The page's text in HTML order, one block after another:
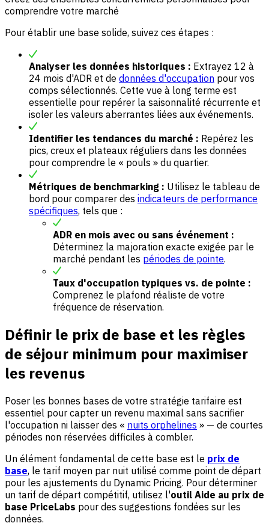
comprendre votre marché
Pour établir une base solide, suivez ces étapes :
Analyser les données historiques : Extrayez 12 à
24 mois d'ADR et de données d'occupation pour vos
comps sélectionnés. Cette vue à long terme est
essentielle pour repérer la saisonnalité récurrente et
isoler les valeurs aberrantes liées aux événements.
Identifier les tendances du marché : Repérez les
pics, creux et plateaux réguliers dans les données
pour comprendre le « pouls » du quartier.
Métriques de benchmarking : Utilisez le tableau de
bord pour comparer des indicateurs de performance
spécifiques, tels que :
ADR en mois avec ou sans événement :
Déterminez la majoration exacte exigée par le
marché pendant les périodes de pointe.
Taux d'occupation typiques vs. de pointe :
Comprenez le plafond réaliste de votre
fréquence de réservation.
Définir le prix de base et les règles
de séjour minimum pour maximiser
les revenus
Poser les bonnes bases de votre stratégie tarifaire est
essentiel pour capter un revenu maximal sans sacrifier
l'occupation ni laisser des « nuits orphelines » — de courtes
périodes non réservées difficiles à combler.
Un élément fondamental de cette base est le prix de
base, le tarif moyen par nuit utilisé comme point de départ
pour les ajustements du Dynamic Pricing. Pour déterminer
un tarif de départ compétitif, utilisez l'outil Aide au prix de
base PriceLabs pour des suggestions fondées sur les
données.